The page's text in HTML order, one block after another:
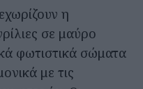
η
σε μαύρο
φωτιστικά σώματα
με τις